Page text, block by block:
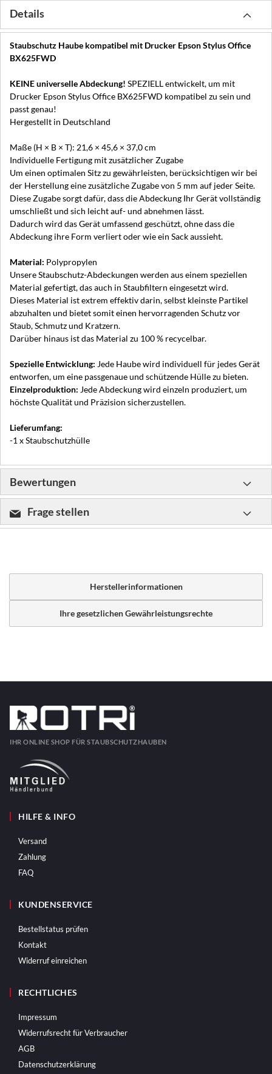
Details
Staubschutz Haube kompatibel mit Drucker Epson Stylus Office
BX625FWD
KEINE universelle Abdeckung! SPEZIELL entwickelt, um mit
Drucker Epson Stylus Office BX625FWD kompatibel zu sein und
passt genau!
Hergestellt in Deutschland
Maße (H × B × T): 21,6 × 45,6 × 37,0 cm
Individuelle Fertigung mit zusätzlicher Zugabe
Um einen optimalen Sitz zu gewährleisten, berücksichtigen wir bei
der Herstellung eine zusätzliche Zugabe von 5 mm auf jeder Seite.
Diese Zugabe sorgt dafür, dass die Abdeckung Ihr Gerät vollständig
umschließt und sich leicht auf- und abnehmen lässt.
Dadurch wird das Gerät umfassend geschützt, ohne dass die
Abdeckung ihre Form verliert oder wie ein Sack aussieht.
Material: Polypropylen
Unsere Staubschutz-Abdeckungen werden aus einem speziellen
Material gefertigt, das auch in Staubfiltern eingesetzt wird.
Dieses Material ist extrem effektiv darin, selbst kleinste Partikel
abzuhalten und bietet somit einen hervorragenden Schutz vor
Staub, Schmutz und Kratzern.
Darüber hinaus ist das Material zu 100 % recycelbar.
Spezielle Entwicklung: Jede Haube wird individuell für jedes Gerät
entworfen, um eine passgenaue und schützende Hülle zu bieten.
Einzelproduktion: Jede Abdeckung wird einzeln produziert, um
höchste Qualität und Präzision sicherzustellen.
Lieferumfang:
-1 x Staubschutzhülle
Bewertungen
Frage stellen
Herstellerinformationen
Ihre gesetzlichen Gewährleistungsrechte
IHR ONLINE SHOP FÜR STAUBSCHUTZHAUBEN
HILFE & INFO
Versand
Zahlung
FAQ
KUNDENSERVICE
Bestellstatus prüfen
Kontakt
Widerruf einreichen
RECHTLICHES
Impressum
Widerrufsrecht für Verbraucher
AGB
Datenschutzerklärung